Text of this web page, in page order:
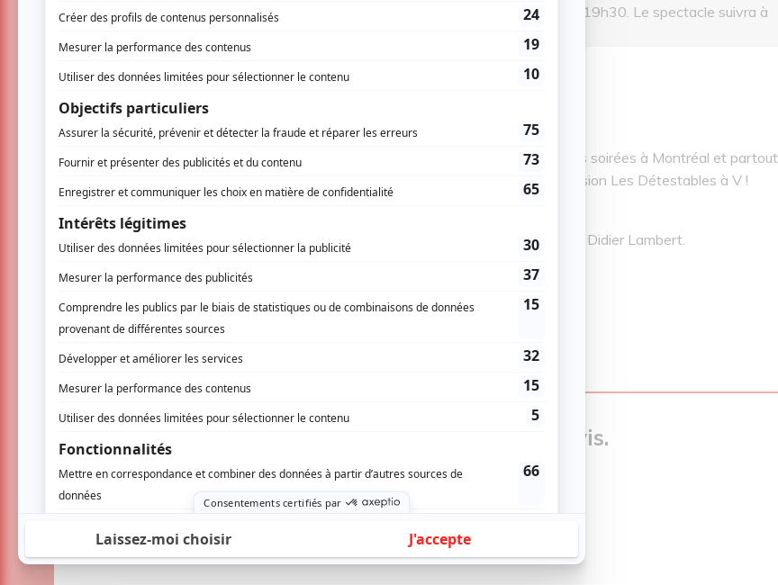
Note: L'offre est pour le souper-spectacle. Le repas est entre 18h00 et 19h30. Le spectacle suivra à
Humoriste parcourant le Québec, Frank Grenier est animateur de plusieurs soirées à Montréal et partout
au Québec! Auteur pour le one man show de Pierre Hébert et pour l'émission Les Détestables à V !
La soirée sera animée par Dave Gaudet et la première partie assurée par Didier Lambert.
fan-club.ca
Vous devez être connecté pour donner un avis.
Connectez-vous ici.